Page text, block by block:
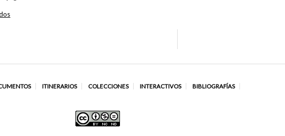
ITINERARIOS COLECCIONES INTERACTIVOS BIBLIOGRAFÍAS